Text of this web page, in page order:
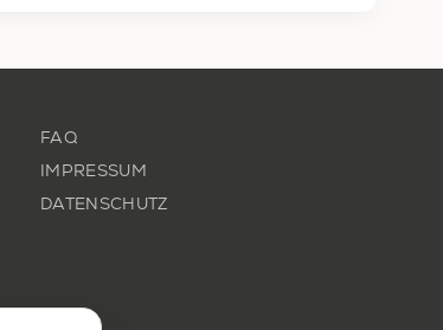
FAQ
IMPRESSUM
DATENSCHUTZ